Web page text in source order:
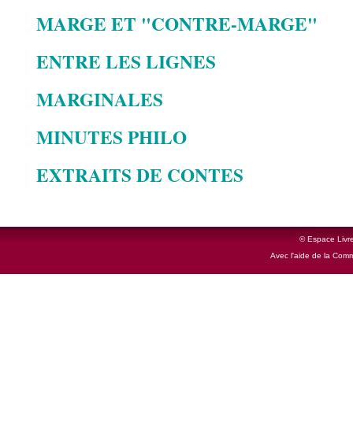
MARGE ET "CONTRE-MARGE"
ENTRE LES LIGNES
MARGINALES
MINUTES PHILO
EXTRAITS DE CONTES
© Espace
Avec l'aide de la